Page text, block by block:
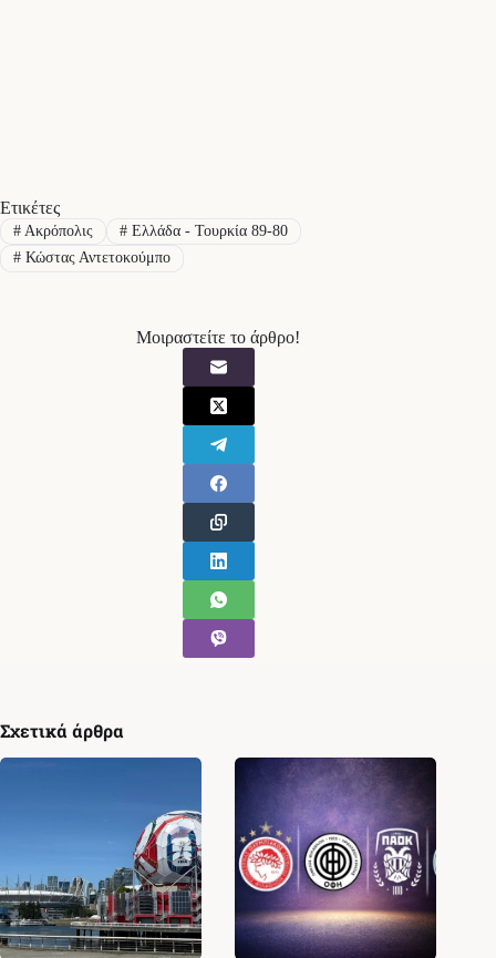
Ετικέτες
#Ακρόπολις #Ελλάδα - Τουρκία 89-80
#Κώστας Αντετοκούμπο
Μοιραστείτε το άρθρο!
Σχετικά άρθρα